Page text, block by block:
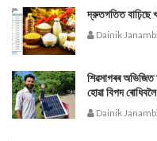
দ্রুতগতিত বাঢ়িছে
Dainik
শিৱসাগৰৰ অভিজিত
হোৱা বিপদ ৰোধিবলৈ
Dainik